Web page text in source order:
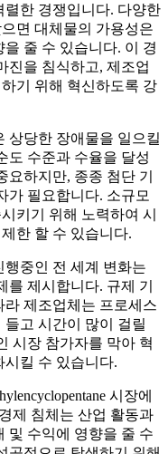
한 경쟁입니다. 다양한
면 대체물의 가용성은
줄 수 있습니다. 이 경
진을 침식하고, 제조업
기 위해 혁신하도록 강
상당한 장애물을 일으킬
도 수준과 수율을 달성
하지만, 종종 첨단 기
가 필요합니다. 소규모
키기 위해 노력하여 시
한 할 수 있습니다.
중인 전 세계 변화는
제시합니다. 규제 기
제조업체는 프로세스
고 시간이 많이 걸릴
시장 참가자를 막아 혁
킬 수 있습니다.
시장에
제 침체는 산업 활동과
및 수익에 영향을 줄 수